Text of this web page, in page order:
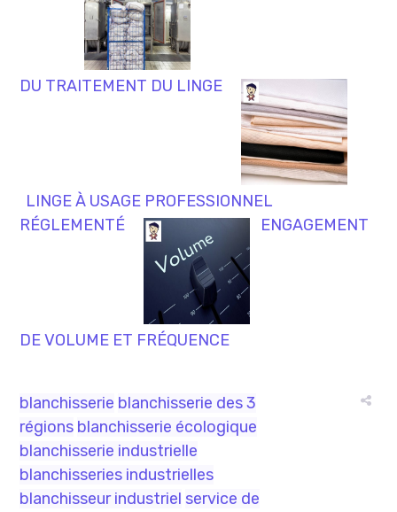
DU TRAITEMENT DU LINGE
LINGE À USAGE PROFESSIONNEL
RÉGLEMENTÉ
ENGAGEMENT
DE VOLUME ET FRÉQUENCE
blanchisserie blanchisserie des 3
régions blanchisserie écologique
blanchisserie industrielle
blanchisseries industrielles
blanchisseur industriel service de